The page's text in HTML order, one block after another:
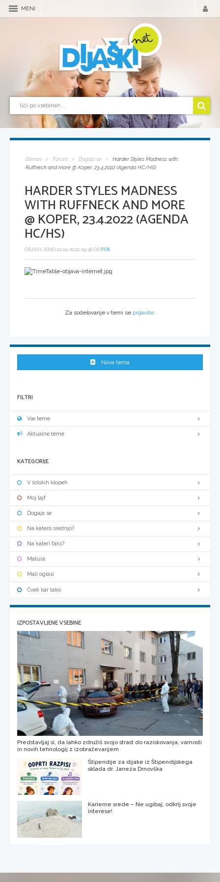
MENI
Domov Forum Dogaja se
Harder Styles Madness with
Ruffneck and more @ Koper, 23.4.2022 (Agenda HC/HS)
HARDER STYLES MADNESS
WITH RUFFNECK AND MORE
@ KOPER, 23.4.2022 (AGENDA
HC/HS)
OBJAVLJENO 22.04.2022, 09:36 OD FOS
Za sodelovanje v temi se prijavite.
Nova tema
FILTRI
Vse teme
Aktualne teme
KATEGORIJE
V šolskih klopeh
Moj lajf
Dogaja se
Na katero srednjo?
Na kateri faks?
Matura
Mali oglasi
Čvek kar tako
IZPOSTAVLJENE VSEBINE
Predstavljaj si, da lahko združiš svojo strast do raziskovanja, varnosti
in novih tehnologij z izobraževanjem
Štipendije za dijake iz Štipendijskega
sklada dr. Janeza Drnovška
Karierne srede – Ne ugibaj, odkrij svoje
interese!